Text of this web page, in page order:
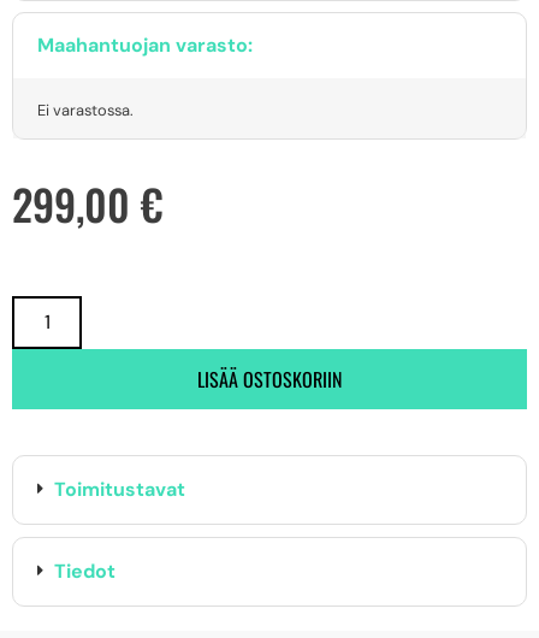
Maahantuojan varasto:
Ei varastossa.
299,00 €
LISÄÄ OSTOSKORIIN
Toimitustavat
Tiedot